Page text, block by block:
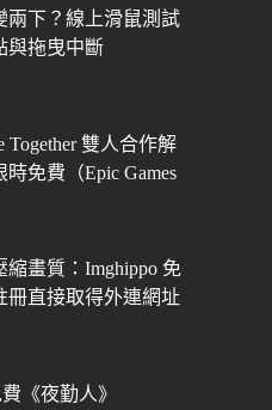
兩下？線上滑鼠測試
與拖曳中斷
Together 雙人合作解
免費（Epic Games
縮畫質：Imghippo 免
冊直接取得外連網址
《夜勤人》